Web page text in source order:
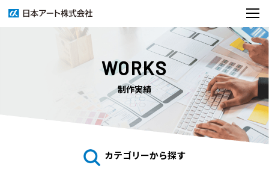
WORKS
制作実績
カテゴリーから探す